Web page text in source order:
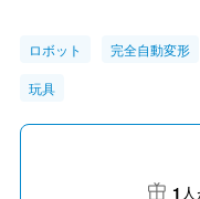
ロボット 完全自動変形
玩具
1